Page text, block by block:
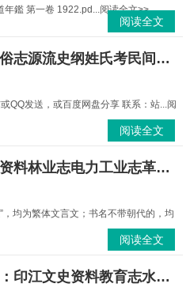
鑑 第一卷 1922.pd...阅读全文>>
阅读全文
锡伯族志风俗志锡伯语习俗志源流史纲姓氏考民间故事传说文学简史等资料PDF电子版下载
QQ发送，或百度网盘分享 联系：站...阅
阅读全文
隰县志隰州志：隰县文史资料林业志电力工业志革命老区隰县大事记等隰县历代地方志PDF电子版下载
均为繁体文言文；书名不带朝代的，均
阅读全文
印江土家族苗族自治县志：印江文史资料教育志水利电力志交通志粮食志县概况等PDF电子版下载